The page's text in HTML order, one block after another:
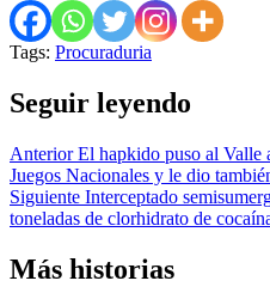
Tags: Procuraduria
Seguir leyendo
AnteriorEl hapkido puso al Valle
Juegos Nacionales y le dio
Siguiente Interceptado
toneladas de clorhidrato de
Más historias